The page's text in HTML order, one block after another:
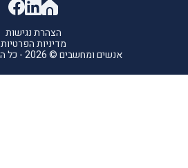
אנשים ומחשבים © 2026 - כל הזכויות שמורות
הצהרת נגישות
מדיניות הפרטיות